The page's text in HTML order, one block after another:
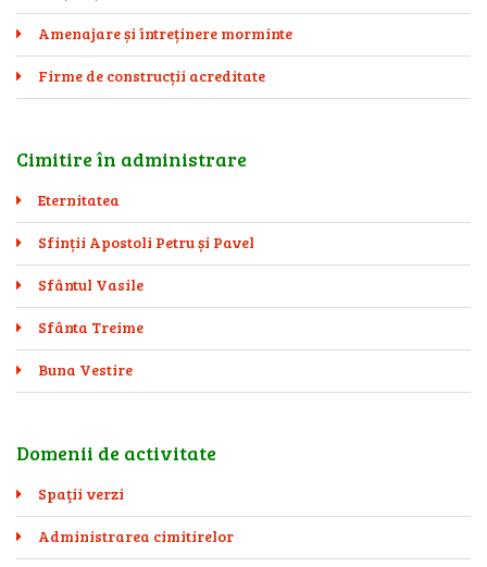
Amenajare și întreținere morminte
Firme de construcții acreditate
Cimitire în administrare
Eternitatea
Sfinții Apostoli Petru și Pavel
Sfântul Vasile
Sfânta Treime
Buna Vestire
Domenii de activitate
Spaţii verzi
Administrarea cimitirelor